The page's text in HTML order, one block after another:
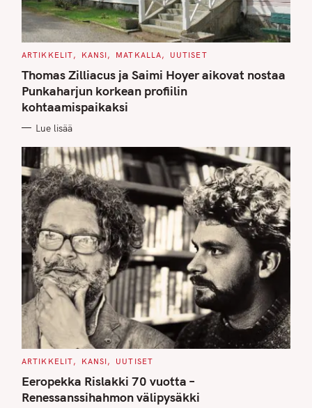
C
T
E
G
O
R
I
S
ARTIKKELIT KANSI MATKALLA UUTISET
Thomas Zilliacus ja Saimi Hoyer aikovat nostaa
Punkaharjun korkean profiilin
kohtaamispaikaksi
Lue lisää
C
T
E
G
O
ARTIKKELIT KANSI UUTISET
Eeropekka Rislakki 70 vuotta –
Renessanssihahmon välipysäkki